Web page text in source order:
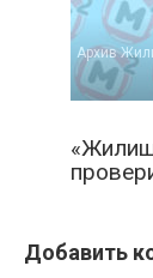
Архив
Добавить